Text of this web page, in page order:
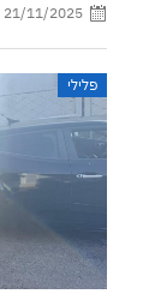
21/11/2025
פלילי